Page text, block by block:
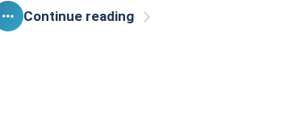
Continue reading